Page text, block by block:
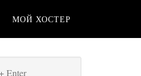
МОЙ ХОСТЕР